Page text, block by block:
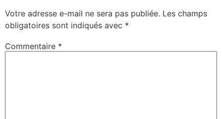
Votre adresse e-mail ne sera pas publiée. Les champs
obligatoires sont indiqués avec *
Commentaire *